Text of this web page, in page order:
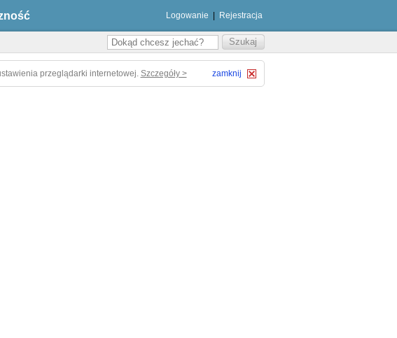
Logowanie Rejestracja
przeglądarki internetowej. Szczegóły > zamknij